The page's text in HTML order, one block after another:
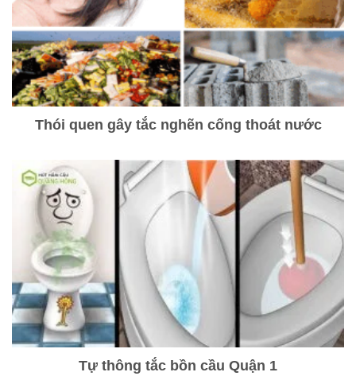
Thói quen gây tắc nghẽn cống thoát nước
Tự thông tắc bồn cầu Quận 1